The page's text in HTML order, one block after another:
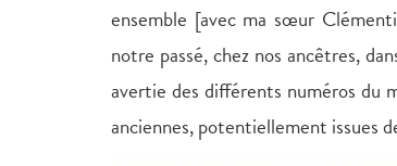
ensemble [avec ma sœur
notre passé, chez nos ancêtres,
avertie des différents numéros du
anciennes, potentiellement issues